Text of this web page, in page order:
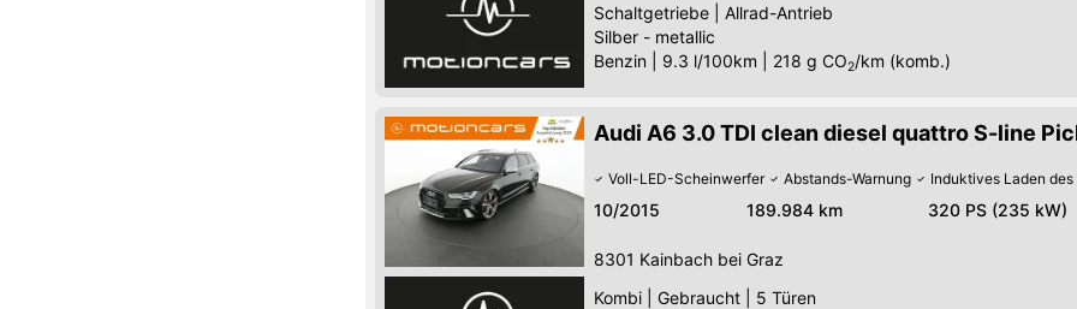
Schaltgetriebe
Allrad-Antrieb
Silber - metallic
Benzin
9.3 l/100km 218 g CO2/km (komb.)
Audi A6 3.0 TDI clean diesel quattro S-line
Voll-LED-Scheinwerfer Abstands-Warnung Induktives Laden
10/2015 189.984 km 320 PS (235 kW)
8301 Kainbach bei Graz
Kombi
Gebraucht
5 Türen